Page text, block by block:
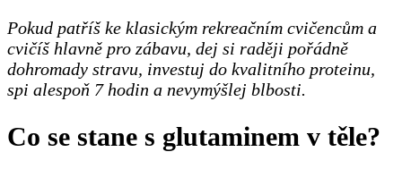
Pokud patříš ke klasickým rekreačním cvičencům a
cvičíš hlavně pro zábavu, dej si raději pořádně
dohromady stravu, investuj do kvalitního proteinu,
spi alespoň 7 hodin a nevymýšlej blbosti.
Co se stane s glutaminem v těle?